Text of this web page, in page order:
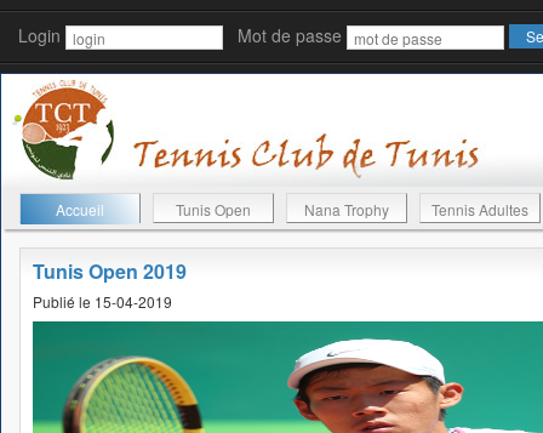
Login Mot de passe
Accueil Tunis Open Nana Trophy Tennis Adultes
Tunis Open 2019
Publié le 15-04-2019